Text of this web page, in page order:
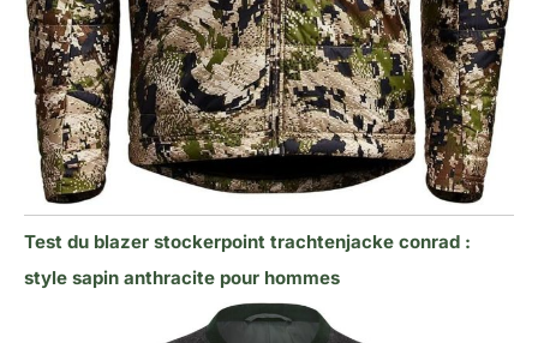
Test du blazer stockerpoint trachtenjacke conrad :
style sapin anthracite pour hommes